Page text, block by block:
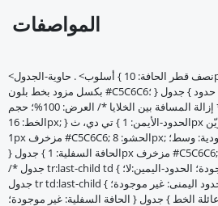
المواصفات
<أسلوب> . حاوية-الجدول { نصف قطر الحافة: 10px; التجاوز: مخفي؛ الحدود: 1
بكسل مزود بخط بلون #C5C6C6؛ } جدول { انهيار الحدود: منفصل؛ /* فصل حدود
الجدول */ تباعد الحدود: 0; /* إزالة المسافة بين الخلايا */ العرض: 100%؛ حجم
الخط: 16px; } تي دي، ث { الحدود-الأيمن: 1px مزيّن #C5C6C6؛ الحافة السفلية:
1px مزخرف #C5C6C6; الحشو: 8px; محاذاة النص: مركز؛ محاذاة عمودية: وسط؛
} جدول { الحافة السفلية: 1px مزخرف #C5C6C6; } ث { لون الخلفية: #C5C6C6; }
/* جدول tr:last-child td { الحافة السفلية: غير موجودة؛ الحدود-اليمين:لا؛ } */
جدول tr td:last-child { الحدود اليمنى: غير موجودة؛ } جدول tr:last-child td {